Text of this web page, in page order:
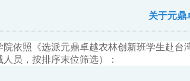
关于元鼎
院依照《选派元鼎卓越农林创新班学生赴
人员，按排序末位筛选）：